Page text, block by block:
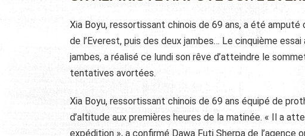
Xia Boyu, ressortissant chinois de 69 ans, a été
de l’Everest, puis des deux jambes… Le cinquième
jambes, a réalisé ce lundi son rêve d’atteindre le
tentatives avortées.
Xia Boyu, ressortissant chinois de 69 ans équipé de
d’altitude aux premières heures de la matinée. « Il a
expédition », a confirmé Dawa Futi Sherpa de l’agence